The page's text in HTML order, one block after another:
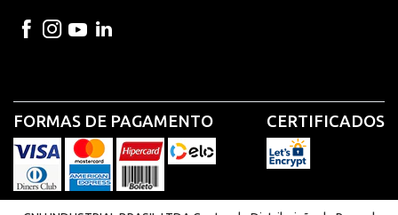
FORMAS DE PAGAMENTO CERTIFICADOS